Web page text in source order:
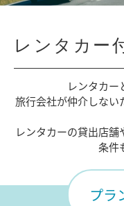
レンタカー
レンタカー
旅行会社が仲介しない
レンタカーの貸出店舗
条件
プラ